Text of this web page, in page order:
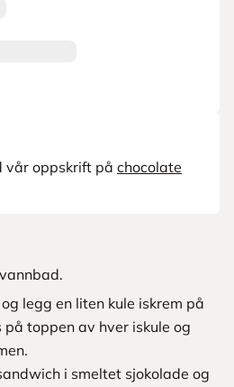
vår oppskrift på chocolate
legg en liten kule iskrem på
på toppen av hver iskule og
i smeltet sjokolade og